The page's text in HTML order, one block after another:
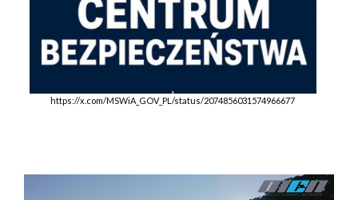
https://x.com/MSWiA_GOV_PL/status/2074856031574966677